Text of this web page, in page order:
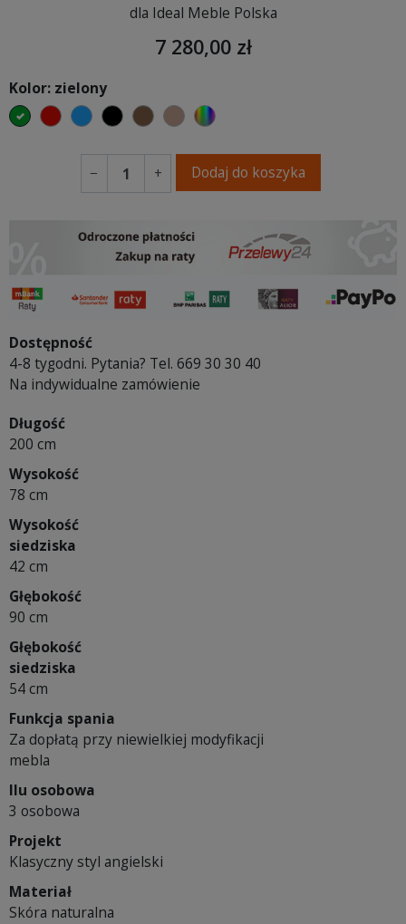
dla Ideal Meble Polska
7 280,00 zł
Kolor: zielony
zielonyczerwonyniebieski
czarnybrązowyjasnobrązowy
wybór koloru
− + Dodaj do koszyka
Dostępność
4-8 tygodni. Pytania? Tel. 669 30 30 40
Na indywidualne zamówienie
Długość
200 cm
Wysokość
78 cm
Wysokość
siedziska
42 cm
Głębokość
90 cm
Głębokość
siedziska
54 cm
Funkcja spania
Za dopłatą przy niewielkiej modyfikacji
mebla
Ilu osobowa
3 osobowa
Projekt
Klasyczny styl angielski
Materiał
Skóra naturalna